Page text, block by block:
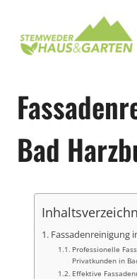
springen
Bad
Fassadenreinigung
Professionelle
Privatkunden in
Effektive